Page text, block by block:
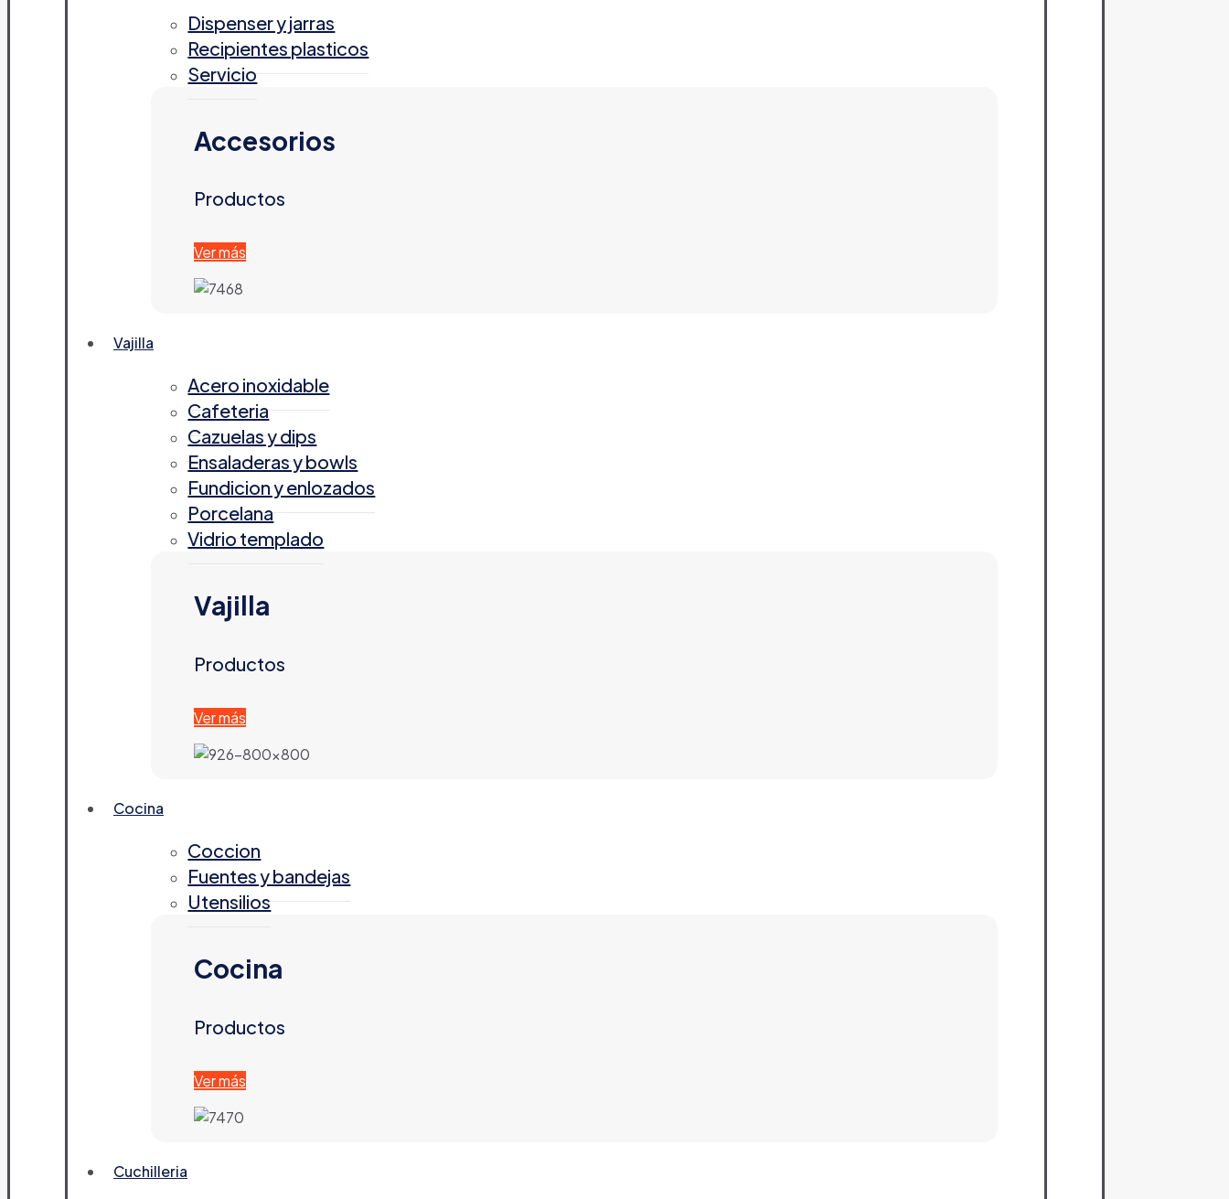
Dispenser y jarras
Recipientes plasticos
Servicio
Accesorios
Productos
Ver más
Vajilla
Acero inoxidable
Cafeteria
Cazuelas y dips
Ensaladeras y bowls
Fundicion y enlozados
Porcelana
Vidrio templado
Vajilla
Productos
Ver más
Cocina
Coccion
Fuentes y bandejas
Utensilios
Cocina
Productos
Ver más
Cuchilleria